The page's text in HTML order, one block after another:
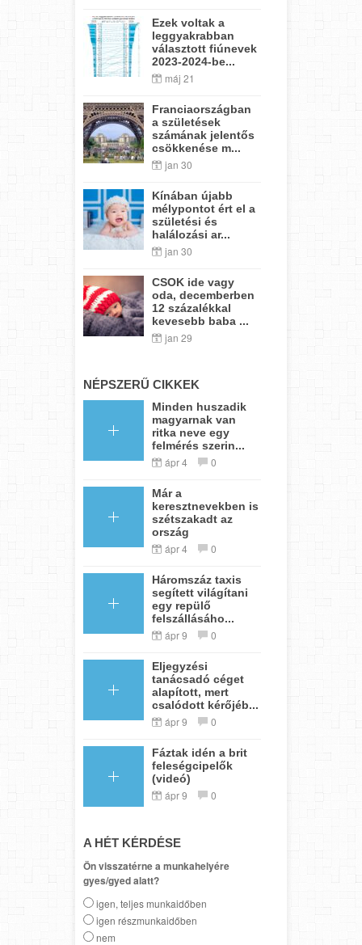
Ezek voltak a
leggyakrabban
választott fiúnevek
2023-2024-be...
máj 21
Franciaországban
a születések
számának jelentős
csökkenése m...
jan 30
Kínában újabb
mélypontot ért el a
születési és
halálozási ar...
jan 30
CSOK ide vagy
oda, decemberben
12 százalékkal
kevesebb baba ...
jan 29
NÉPSZERŰ CIKKEK
Minden huszadik
magyarnak van
ritka neve egy
felmérés szerin...
ápr 4 0
Már a
keresztnevekben is
szétszakadt az
ország
ápr 4 0
Háromszáz taxis
segített világítani
egy repülő
felszállásáho...
ápr 9 0
Eljegyzési
tanácsadó céget
alapított, mert
csalódott kérőjéb...
ápr 9 0
Fáztak idén a brit
feleségcipelők
(videó)
ápr 9 0
A HÉT KÉRDÉSE
Ön visszatérne a munkahelyére
gyes/gyed alatt?
igen, teljes munkaidőben
igen részmunkaidőben
nem